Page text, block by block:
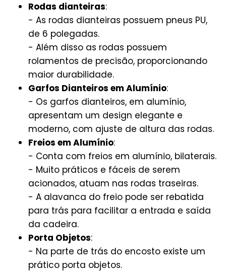
Rodas dianteiras:
- As rodas dianteiras possuem pneus PU,
de 6 polegadas.
- Além disso as rodas possuem
rolamentos de precisão, proporcionando
maior durabilidade.
Garfos Dianteiros em Alumínio:
- Os garfos dianteiros, em alumínio,
apresentam um design elegante e
moderno, com ajuste de altura das rodas.
Freios em Alumínio:
- Conta com freios em alumínio, bilaterais.
- Muito práticos e fáceis de serem
acionados, atuam nas rodas traseiras.
- A alavanca do freio pode ser rebatida
para trás para facilitar a entrada e saída
da cadeira.
Porta Objetos:
- Na parte de trás do encosto existe um
prático porta objetos.